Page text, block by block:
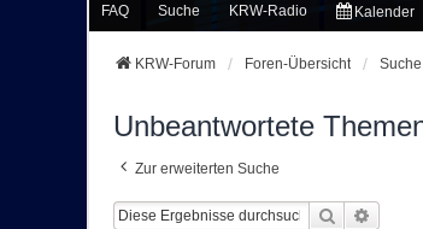
FAQ Suche KRW-Radio Kalender
KRW-Forum Foren-Übersicht Suche
Unbeantwortete
Zur erweiterten Suche
Suche